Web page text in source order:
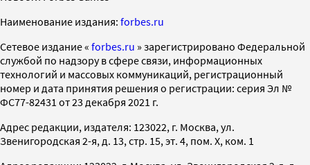
Наименование издания: forbes.ru
Cетевое издание « forbes.ru » зарегистрировано Федеральной
службой по надзору в сфере связи, информационных
технологий и массовых коммуникаций, регистрационный
номер и дата принятия решения о регистрации: серия Эл №
ФС77-82431 от 23 декабря 2021 г.
Адрес редакции, издателя: 123022, г. Москва, ул.
Звенигородская 2-я, д. 13, стр. 15, эт. 4, пом. X, ком. 1